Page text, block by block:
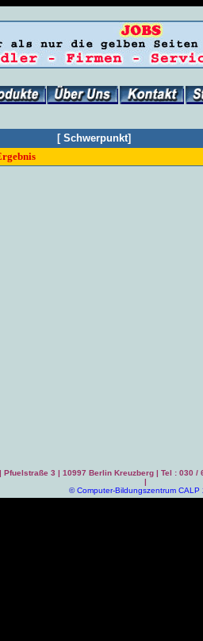
[ Schwerpunkt]
| Pfuelstraße 3 | 10997 Berlin Kreuzberg | Tel : 030
|
©Computer-Bildungszentrum CALP